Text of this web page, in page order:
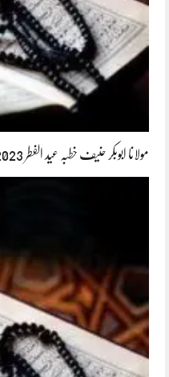
مولانا ابوبکر حنیف خطبہ عید الفطر 2023-04-22